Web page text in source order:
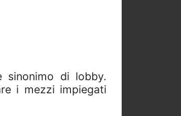
sinonimo di lobby.
i mezzi impiegati